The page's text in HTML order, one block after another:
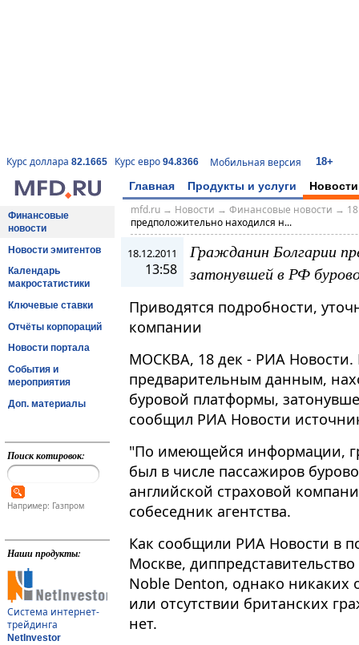
Курс доллара 82.1665 Курс евро 94.8366 Мобильная версия 18+
Главная Продукты и услуги Новости
Финансовые
новости
Новости эмитентов
Календарь
макростатистики
Ключевые ставки
Отчёты корпораций
Новости портала
События и
мероприятия
Доп. материалы
Поиск котировок:
Например: Газпром
Наши продукты:
Система интернет-
трейдинга
NetInvestor
mfd.ru→ Новости → Финансовые новости →
предположительно находился н...
18.12.2011
13:58
Гражданин Болгарии
затонувшей в РФ
Приводятся подробности,
компании
МОСКВА, 18 дек - РИА Новости.
предварительным данным,
буровой платформы,
сообщил РИА Новости
"По имеющейся информации,
был в числе пассажиров
английской страховой
собеседник агентства.
Как сообщили РИА Новости в
Москве,
Noble Denton, однако
или отсутствии британских
нет.